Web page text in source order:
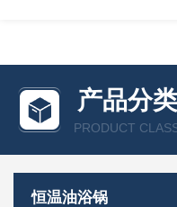
产品分类
PRODUCT
恒温油浴锅